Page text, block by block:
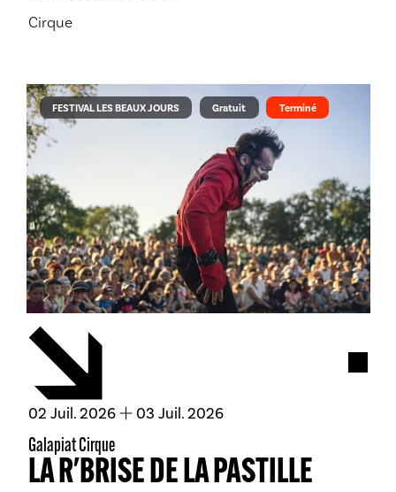
Cirque
Galapiat Cirque
LA R'BRISE DE LA PASTILLE
du
02 juillet
Juil. 2026 au
03 juillet
Juil. 2026
FESTIVAL LES BEAUX JOURS Gratuit Terminé